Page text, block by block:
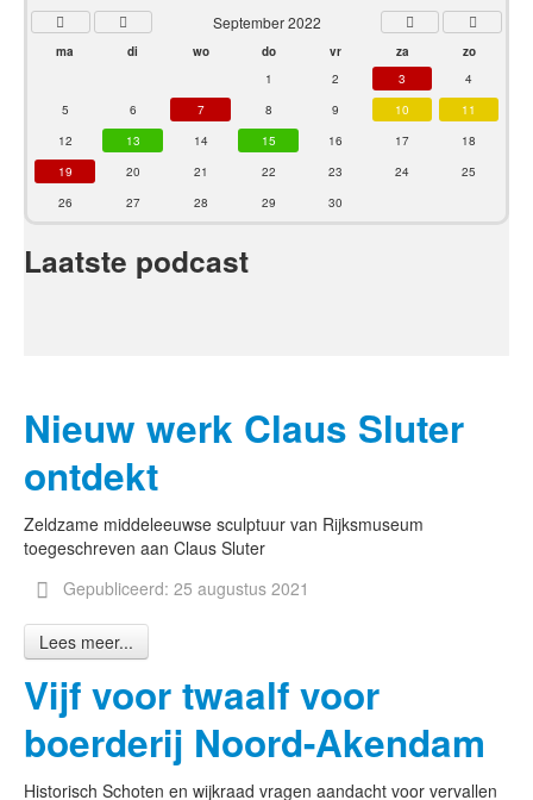
September 2022
ma di wo do vr za
zo
1
2 3
4
5
6 7 8 9 10
11
12
13 14 15 16 17
18
19
20 21 22 23 24
25
26
27 28 29 30
Laatste podcast
Nieuw werk Claus Sluter
ontdekt
Zeldzame middeleeuwse sculptuur van Rijksmuseum
toegeschreven aan Claus Sluter
Gepubliceerd: 25 augustus 2021
Lees meer...
Vijf voor twaalf voor
boerderij Noord-Akendam
Historisch Schoten en wijkraad vragen aandacht voor vervallen